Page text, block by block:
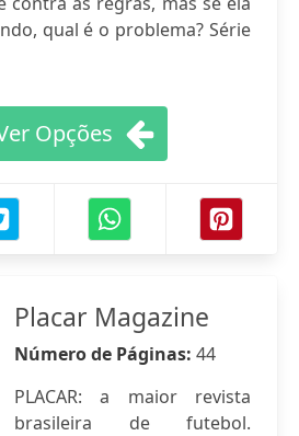
qual é o problema? Série
Opções
Placar Magazine
Número de Páginas: 44
PLACAR: a maior revista
brasileira de futebol.